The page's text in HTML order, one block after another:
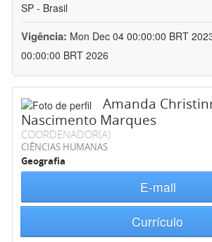
SP - Brasil
Vigência: Mon Dec 04 00:00:00 BRT
00:00:00 BRT 2026
Amanda
Nascimento Marques
COORDENADOR(A)
CIÊNCIAS HUMANAS
Geografia
E-mail
Currículo